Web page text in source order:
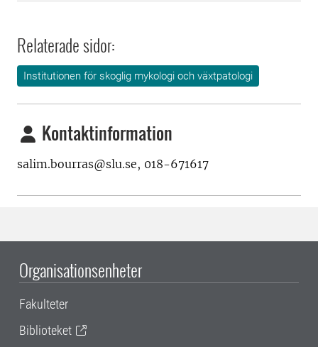
Relaterade sidor:
Institutionen för skoglig mykologi och växtpatologi
Kontaktinformation
salim.bourras@slu.se, 018-671617
Organisationsenheter
Fakulteter
Biblioteket